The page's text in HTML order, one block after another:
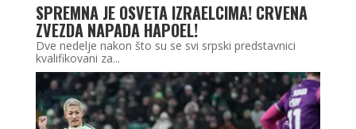
SPREMNA JE OSVETA IZRAELCIMA! CRVENA
ZVEZDA NAPADA HAPOEL!
Dve nedelje nakon što su se svi srpski predstavnici
kvalifikovani za...